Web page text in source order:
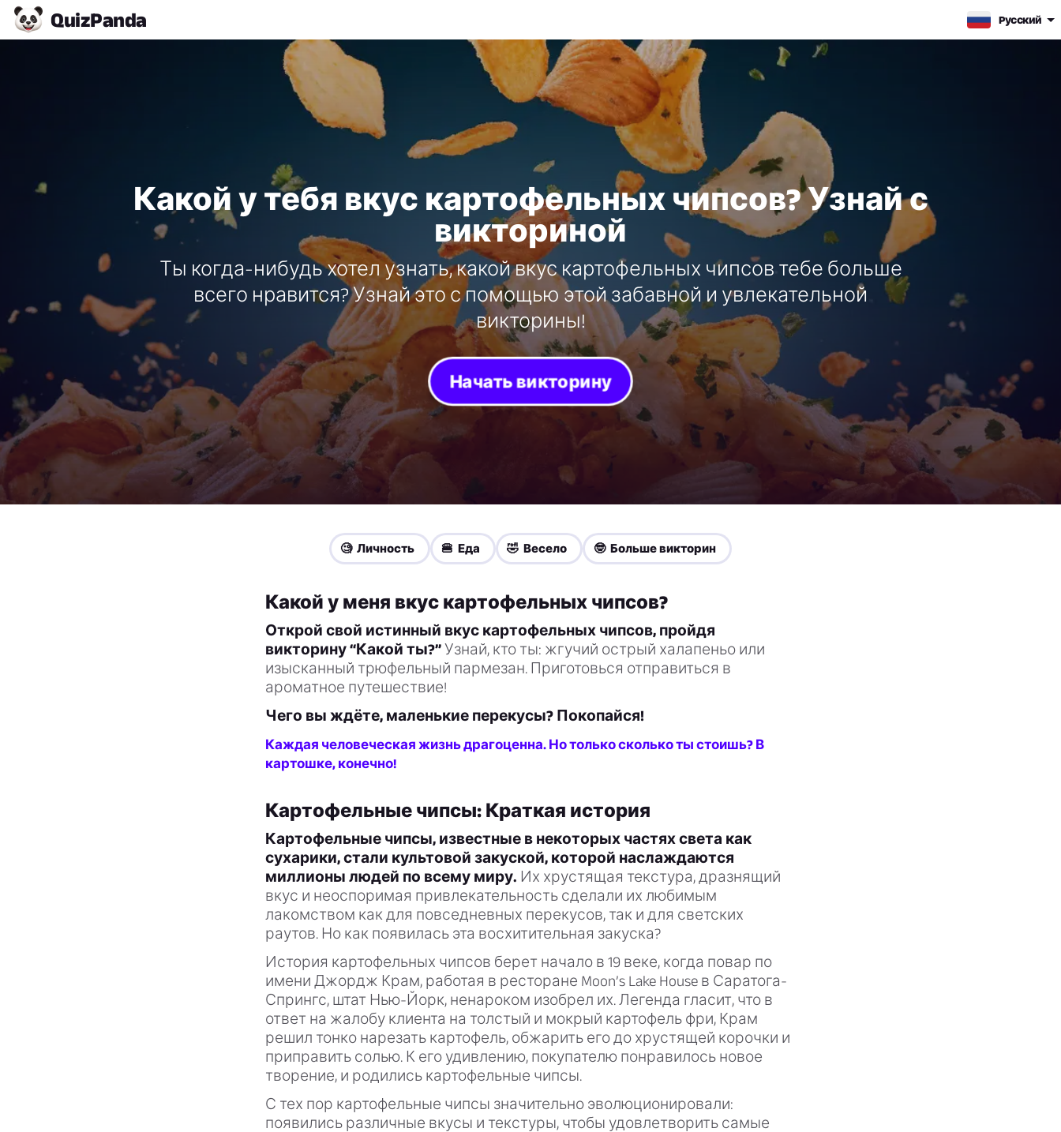
QuizPanda Pусский
Какой у тебя вкус картофельных чипсов? Узнай с
викториной
Ты когда-нибудь хотел узнать, какой вкус картофельных чипсов тебе больше
всего нравится? Узнай это с помощью этой забавной и увлекательной
викторины!
Начать викторину
🧐 Личность 🍔 Еда 🤣 Весело 🤓 Больше викторин
Какой у меня вкус картофельных чипсов?
Открой свой истинный вкус картофельных чипсов, пройдя
викторину “Какой ты?”Узнай, кто ты: жгучий острый халапеньо или
изысканный трюфельный пармезан. Приготовься отправиться в
ароматное путешествие!
Чего вы ждёте, маленькие перекусы? Покопайся!
Каждая человеческая жизнь драгоценна. Но только сколько ты стоишь? В
картошке, конечно!
Картофельные чипсы: Краткая история
Картофельные чипсы, известные в некоторых частях света как
сухарики, стали культовой закуской, которой наслаждаются
миллионы людей по всему миру. Их хрустящая текстура, дразнящий
вкус и неоспоримая привлекательность сделали их любимым
лакомством как для повседневных перекусов, так и для светских
раутов. Но как появилась эта восхитительная закуска?
История картофельных чипсов берет начало в 19 веке, когда повар по
имени Джордж Крам, работая в ресторане Moon’s Lake House в Саратога-
Спрингс, штат Нью-Йорк, ненароком изобрел их. Легенда гласит, что в
ответ на жалобу клиента на толстый и мокрый картофель фри, Крам
решил тонко нарезать картофель, обжарить его до хрустящей корочки и
приправить солью. К его удивлению, покупателю понравилось новое
творение, и родились картофельные чипсы.
С тех пор картофельные чипсы значительно эволюционировали:
появились различные вкусы и текстуры, чтобы удовлетворить самые